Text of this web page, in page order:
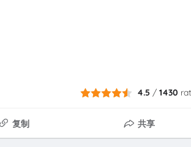
4.5 /1430
复制 共享